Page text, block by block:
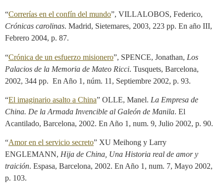
“Correrías en el confín del mundo”, VILLALOBOS, Federico,
Crónicas carolinas. Madrid, Sietemares, 2003, 223 pp. En año III,
Febrero 2004, p. 87.
“Crónica de un esfuerzo misionero”, SPENCE, Jonathan, Los
Palacios de la Memoria de Mateo Ricci. Tusquets, Barcelona,
2002, 344 pp. En Año 1, núm. 11, Septiembre 2002, p. 93.
“El imaginario asalto a China” OLLE, Manel. La Empresa de
China. De la Armada Invencible al Galeón de Manila. El
Acantilado, Barcelona, 2002. En Año 1, num. 9, Julio 2002, p. 90.
“Amor en el servicio secreto” XU Meihong y Larry
ENGLEMANN, Hija de China, Una Historia real de amor y
traición. Espasa, Barcelona, 2002. En Año 1, num. 7, Mayo 2002,
p. 103.